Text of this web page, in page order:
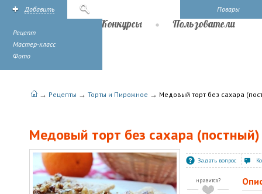
Повары
Добавить
Рецепт
Мастер-класс
Фото
Конкурсы Пользователи
→ Рецепты → Торты и Пирожное → Медовый торт без сахара
Медовый торт без сахара (постный)
Задать вопрос
нравится?